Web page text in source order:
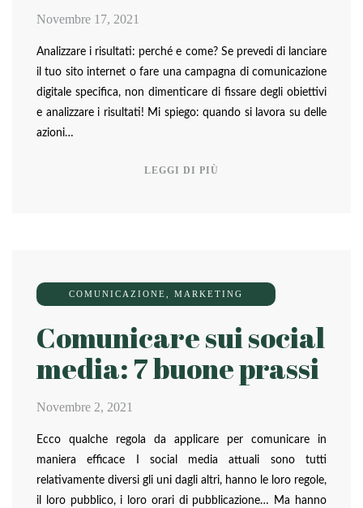
Novembre 17, 2021
Analizzare i risultati: perché e come? Se prevedi di lanciare
il tuo sito internet o fare una campagna di comunicazione
digitale specifica, non dimenticare di fissare degli obiettivi
e analizzare i risultati! Mi spiego: quando si lavora su delle
azioni…
LEGGI DI PIÙ
COMUNICAZIONE MARKETING
Comunicare sui social
media: 7 buone prassi
Novembre 2, 2021
Ecco qualche regola da applicare per comunicare in
maniera efficace I social media attuali sono tutti
relativamente diversi gli uni dagli altri, hanno le loro regole,
il loro pubblico, i loro orari di pubblicazione… Ma hanno